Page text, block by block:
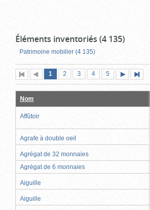
Éléments inventoriés (4 135)
Patrimoine mobilier (4 135)
Première
page
Page
précédente
Page
1 (page
actuelle)
Page
2 Page
3 Page
4 Page
5
suivante
page
Nom
Affûtoir
Agrafe à double oeil
Agrégat de 32 monnaies
Agrégat de 6 monnaies
Aiguille
Aiguille